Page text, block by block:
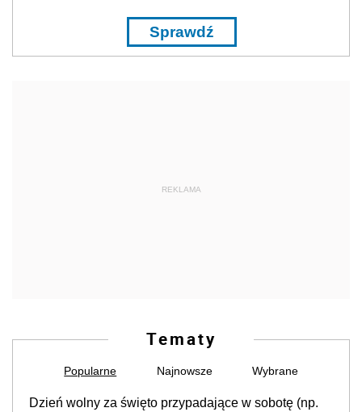
Sprawdź
REKLAMA
Tematy
Popularne Najnowsze Wybrane
Dzień wolny za święto przypadające w sobotę (np.